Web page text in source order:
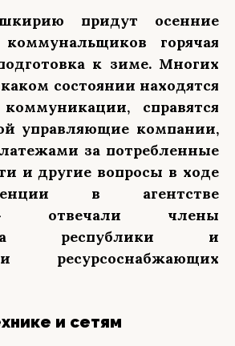
придут осенние
горячая
к зиме. Многих
состоянии находятся
справятся
управляющие компании,
за потребленные
и другие вопросы в ходе
в агентстве
отвечали члены
республики и
ресурсоснабжающих
и сетям